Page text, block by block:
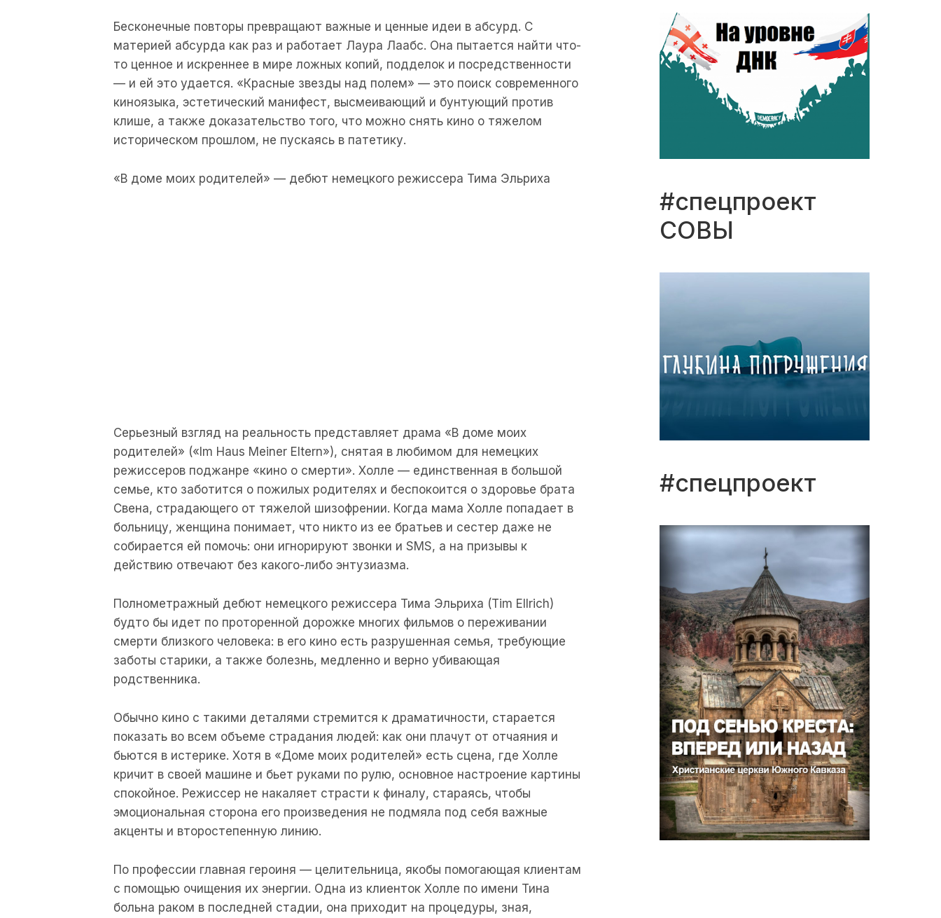
Бесконечные повторы превращают важные и ценные идеи в абсурд. С
материей абсурда как раз и работает Лаура Лаабс. Она пытается найти что-
то ценное и искреннее в мире ложных копий, подделок и посредственности
— и ей это удается. «Красные звезды над полем» — это поиск современного
киноязыка, эстетический манифест, высмеивающий и бунтующий против
клише, а также доказательство того, что можно снять кино о тяжелом
историческом прошлом, не пускаясь в патетику.
«В доме моих родителей» — дебют немецкого режиссера Тима Эльриха
Серьезный взгляд на реальность представляет драма «В доме моих
родителей» («Im Haus Meiner Eltern»), снятая в любимом для немецких
режиссеров поджанре «кино о смерти». Холле — единственная в большой
семье, кто заботится о пожилых родителях и беспокоится о здоровье брата
Свена, страдающего от тяжелой шизофрении. Когда мама Холле попадает в
больницу, женщина понимает, что никто из ее братьев и сестер даже не
собирается ей помочь: они игнорируют звонки и SMS, а на призывы к
действию отвечают без какого-либо энтузиазма.
Полнометражный дебют немецкого режиссера Тима Эльриха (Tim Ellrich)
будто бы идет по проторенной дорожке многих фильмов о переживании
смерти близкого человека: в его кино есть разрушенная семья, требующие
заботы старики, а также болезнь, медленно и верно убивающая
родственника.
Обычно кино с такими деталями стремится к драматичности, старается
показать во всем объеме страдания людей: как они плачут от отчаяния и
бьются в истерике. Хотя в «Доме моих родителей» есть сцена, где Холле
кричит в своей машине и бьет руками по рулю, основное настроение картины
спокойное. Режиссер не накаляет страсти к финалу, стараясь, чтобы
эмоциональная сторона его произведения не подмяла под себя важные
акценты и второстепенную линию.
По профессии главная героиня — целительница, якобы помогающая клиентам
с помощью очищения их энергии. Одна из клиенток Холле по имени Тина
больна раком в последней стадии, она приходит на процедуры, зная,
#спецпроект
СОВЫ
#спецпроект